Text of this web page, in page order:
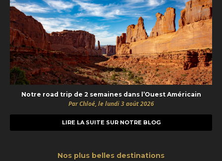
Notre road trip de 2 semaines dans l’Ouest Américain
Par Chloé, le lundi 3 août 2026
LIRE LA SUITE SUR NOTRE BLOG
Nos plus belles destinations